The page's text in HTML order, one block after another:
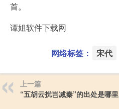
首。
谭姐软件下载网
网络标签： 宋代
上一篇
“五胡云扰岂减秦”的出处是哪里